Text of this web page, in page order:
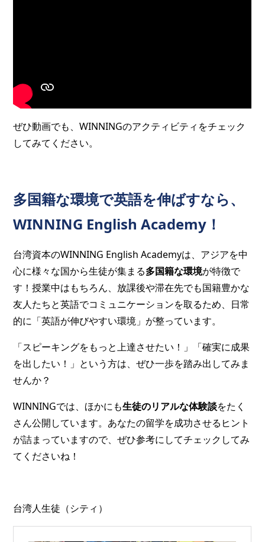
ぜひ動画でも、WINNINGのアクティビティをチェック
してみてください。
多国籍な環境で英語を伸ばすなら、
WINNING English Academy！
台湾資本のWINNING English Academyは、アジアを中
心に様々な国から生徒が集まる多国籍な環境が特徴で
す！授業中はもちろん、放課後や滞在先でも国籍豊かな
友人たちと英語でコミュニケーションを取るため、日常
的に「英語が伸びやすい環境」が整っています。
「スピーキングをもっと上達させたい！」「確実に成果
を出したい！」という方は、ぜひ一歩を踏み出してみま
せんか？
WINNINGでは、ほかにも生徒のリアルな体験談をたく
さん公開しています。あなたの留学を成功させるヒント
が詰まっていますので、ぜひ参考にしてチェックしてみ
てくださいね！
台湾人生徒（シティ）